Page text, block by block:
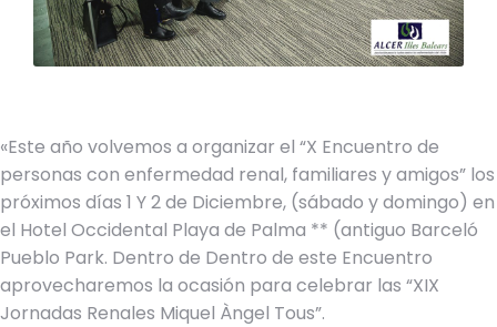
«Este año volvemos a organizar el “X Encuentro de
personas con enfermedad renal, familiares y amigos” los
próximos días 1 Y 2 de Diciembre, (sábado y domingo) en
el Hotel Occidental Playa de Palma ** (antiguo Barceló
Pueblo Park. Dentro de Dentro de este Encuentro
aprovecharemos la ocasión para celebrar las “XIX
Jornadas Renales Miquel Àngel Tous”.